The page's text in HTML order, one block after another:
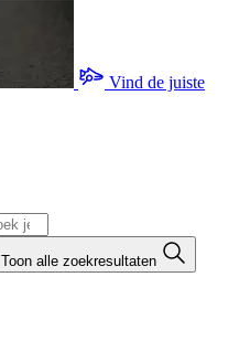
Vind de juiste
Toon alle zoekresultaten